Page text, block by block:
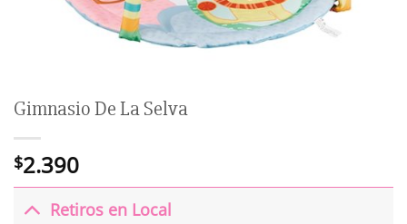
Gimnasio De La Selva
$2.390
Retiros en Local